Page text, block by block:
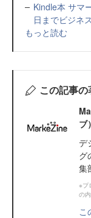
Kindle本 サマ
日までビジネ
もっと読む
この記事の
ブ）
デ
グ
集
※プ
の
こ